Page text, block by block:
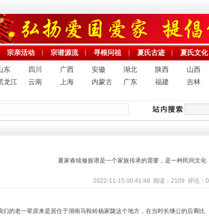
宗亲活动 宗谱源流 寻根问祖 夏氏古迹 夏氏文化
东 四川 广西 安徽 湖北 陕西 山西
龙江 云南 上海 内蒙古 广东 福建 吉林
春续修族谱是一个家族传承的需要，是一种民间文化
2022-11-15 00:41:48 阅读：2109 评论：0
的老一辈原来是居住于湖南马鞍岭杨家陇这个地方，在当时长继公的后裔比